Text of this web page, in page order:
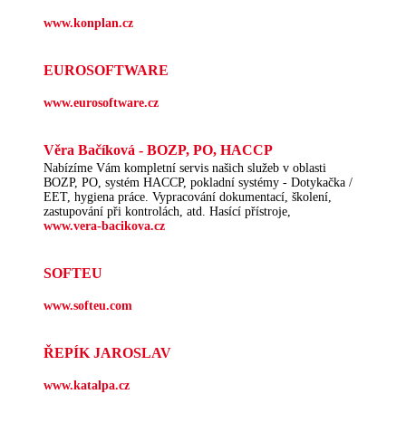
www.konplan.cz
EUROSOFTWARE
www.eurosoftware.cz
Věra Bačíková - BOZP, PO, HACCP
Nabízíme Vám kompletní servis našich služeb v oblasti
BOZP, PO, systém HACCP, pokladní systémy - Dotykačka /
EET, hygiena práce. Vypracování dokumentací, školení,
zastupování při kontrolách, atd. Hasící přístroje,
www.vera-bacikova.cz
SOFTEU
www.softeu.com
ŘEPÍK JAROSLAV
www.katalpa.cz